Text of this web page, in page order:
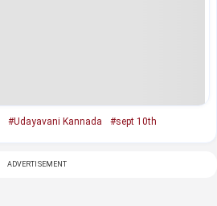
#Udayavani Kannada #sept 10th
ADVERTISEMENT